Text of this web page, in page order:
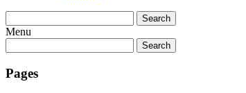
Search
Menu
Search
Pages